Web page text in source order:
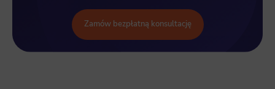
Zamów bezpłatną konsultację